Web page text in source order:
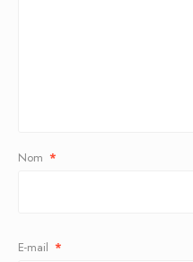
Nom *
E-mail *